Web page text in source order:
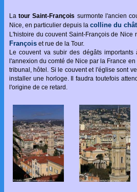
Latour Saint-François surmonte l'ancien
Nice, en particulier depuis la colline du
L'histoire du couvent Saint-François de
François et rue de la Tour.
Le couvent va subir des dégâts
l'annexion du comté de Nice par la France
tribunal, hôtel. Si le couvent et l'église sont
installer une horloge. Il faudra toutefois
l'origine de ce retard.